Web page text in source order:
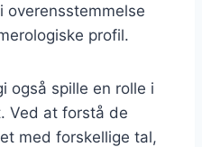
overensstemmelse
profil.
også spille en rolle i
Ved at forstå de
med forskellige tal,